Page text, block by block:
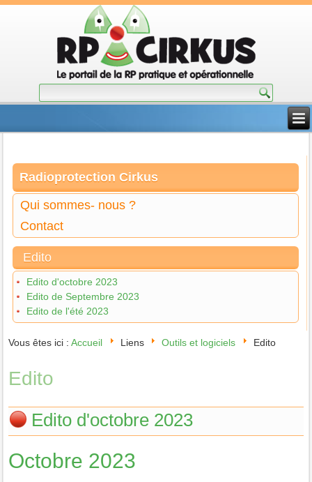
Radioprotection Cirkus
Qui sommes- nous ?
Contact
Edito
Edito d'octobre 2023
Edito de Septembre 2023
Edito de l'été 2023
Vous êtes ici :Accueil Liens Outils et logiciels Edito
Edito
Edito d'octobre 2023
Octobre 2023